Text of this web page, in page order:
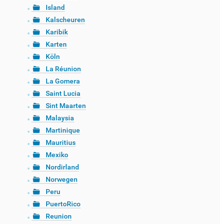
Island
Kalscheuren
Karibik
Karten
Köln
La Réunion
La Gomera
Saint Lucia
Sint Maarten
Malaysia
Martinique
Mauritius
Mexiko
Nordirland
Norwegen
Peru
PuertoRico
Reunion